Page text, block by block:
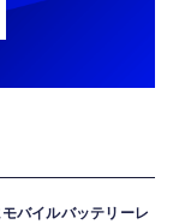
バイルバッテリーレ